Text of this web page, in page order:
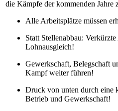
die Kämpfe der kommenden Jahre
Alle Arbeitsplätze müssen
Statt Stellenabbau:
Lohnausgleich!
Gewerkschaft, Belegschaft
Kampf weiter führen!
Druck von unten durch eine
Betrieb und Gewerkschaft!